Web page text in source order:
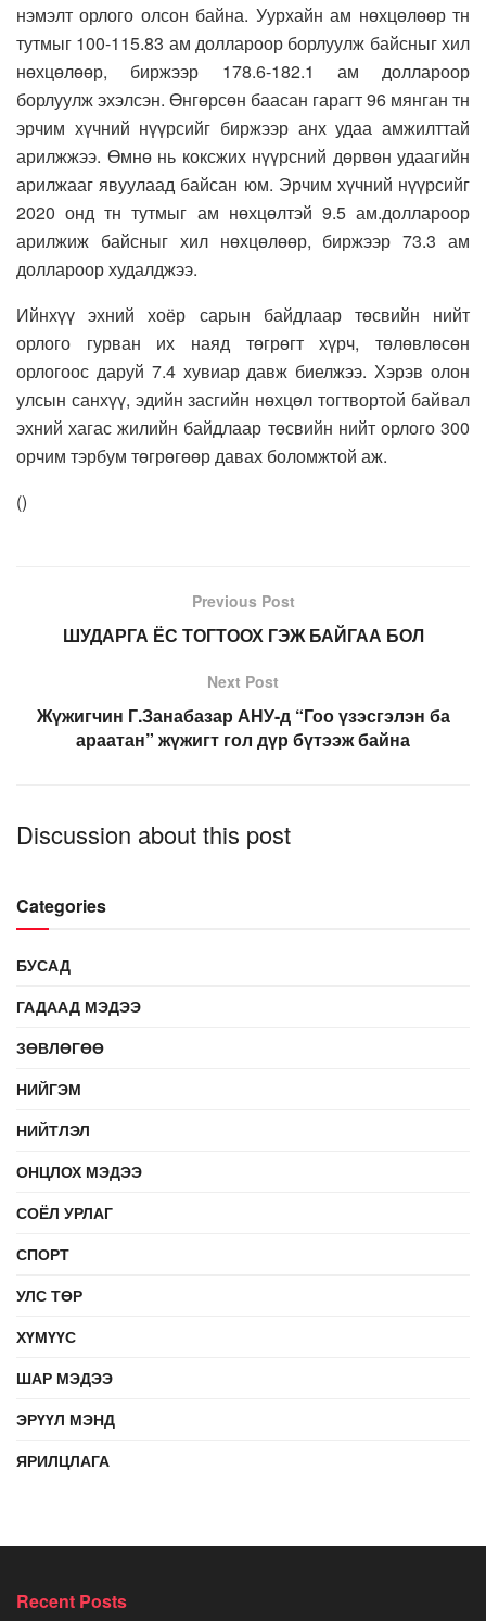
нэмэлт орлого олсон байна. Уурхайн ам нөхцөлөөр тн
тутмыг 100-115.83 ам доллароор борлуулж байсныг хил
нөхцөлөөр, биржээр 178.6-182.1 ам доллароор
борлуулж эхэлсэн. Өнгөрсөн баасан гарагт 96 мянган тн
эрчим хүчний нүүрсийг биржээр анх удаа амжилттай
арилжжээ. Өмнө нь коксжих нүүрсний дөрвөн удаагийн
арилжааг явуулаад байсан юм. Эрчим хүчний нүүрсийг
2020 онд тн тутмыг ам нөхцөлтэй 9.5 ам.доллароор
арилжиж байсныг хил нөхцөлөөр, биржээр 73.3 ам
доллароор худалджээ.
Ийнхүү эхний хоёр сарын байдлаар төсвийн нийт
орлого гурван их наяд төгрөгт хүрч, төлөвлөсөн
орлогоос даруй 7.4 хувиар давж биелжээ. Хэрэв олон
улсын санхүү, эдийн засгийн нөхцөл тогтвортой байвал
эхний хагас жилийн байдлаар төсвийн нийт орлого 300
орчим тэрбум төгрөгөөр давах боломжтой аж.
()
Previous Post
ШУДАРГА ЁС ТОГТООХ ГЭЖ БАЙГАА БОЛ
Next Post
Жүжигчин Г.Занабазар АНУ-д “Гоо үзэсгэлэн ба
араатан” жүжигт гол дүр бүтээж байна
Discussion about this post
Categories
БУСАД
ГАДААД МЭДЭЭ
ЗӨВЛӨГӨӨ
НИЙГЭМ
НИЙТЛЭЛ
ОНЦЛОХ МЭДЭЭ
СОЁЛ УРЛАГ
СПОРТ
УЛС ТӨР
ХҮМҮҮС
ШАР МЭДЭЭ
ЭРҮҮЛ МЭНД
ЯРИЛЦЛАГА
Recent Posts